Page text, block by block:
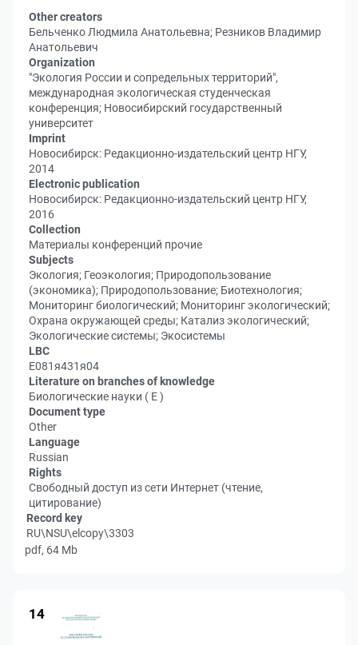
Other creators
Бельченко Людмила Анатольевна; Резников Владимир
Анатольевич
Organization
"Экология России и сопредельных территорий",
международная экологическая студенческая
конференция; Новосибирский государственный
университет
Imprint
Новосибирск: Редакционно-издательский центр НГУ,
2014
Electronic publication
Новосибирск: Редакционно-издательский центр НГУ,
2016
Collection
Материалы конференций прочие
Subjects
Экология; Геоэкология; Природопользование
(экономика); Природопользование; Биотехнология;
Мониторинг биологический; Мониторинг экологический;
Охрана окружающей среды; Катализ экологический;
Экологические системы; Экосистемы
LBC
Е081я431я04
Literature on branches of knowledge
Биологические науки ( Е )
Document type
Other
Language
Russian
Rights
Свободный доступ из сети Интернет (чтение,
цитирование)
Record key
RU\NSU\elcopy\3303
pdf, 64 Mb
14